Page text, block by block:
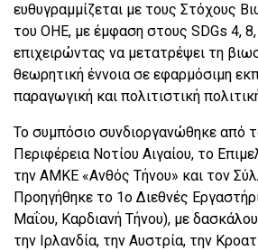
ευθυγραμμίζεται με τους Στόχους
του ΟΗΕ, με έμφαση στους SDGs 4, 8,
επιχειρώντας να μετατρέψει τη
θεωρητική έννοια σε εφαρμόσιμη
παραγωγική και πολιτιστική
Το συμπόσιο συνδιοργανώθηκε από
Περιφέρεια Νοτίου Αιγαίου, το
την ΑΜΚΕ «Ανθός Τήνου» και τον
Προηγήθηκε το 1ο Διεθνές
Μαΐου, Καρδιανή Τήνου), με
την Ιρλανδία, την Αυστρία, την